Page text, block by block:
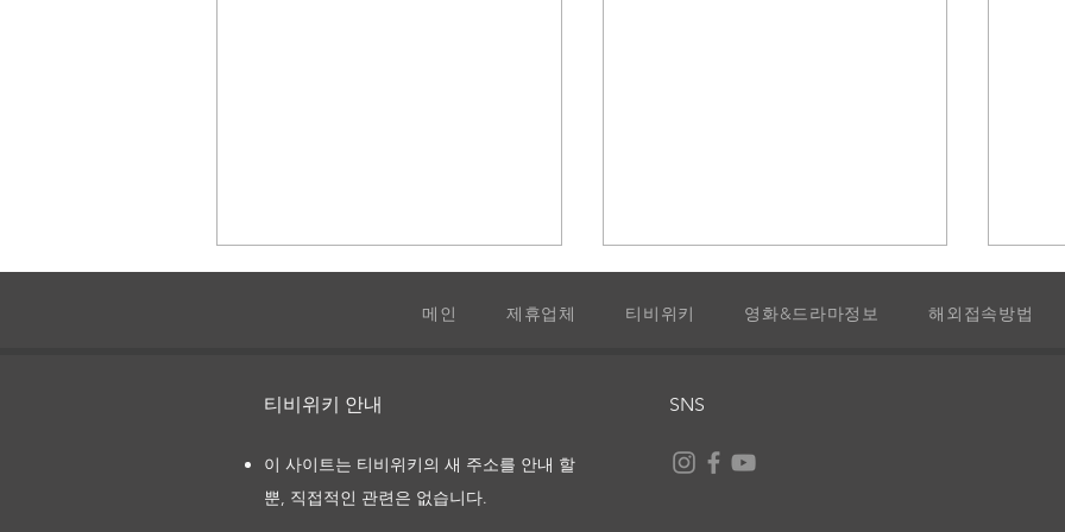
수집품의 왕: 골딘의 손길
메인 제휴업체 티비위키 영화&드라마정보 해외접속방법
티비위키 안내
이 사이트는 티비위키의 새 주소를 안내 할
뿐, 직접적인 관련은 없습니다.
SNS